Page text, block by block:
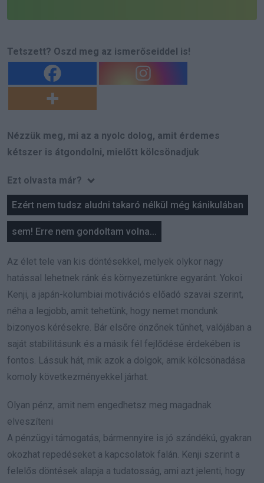
Tetszett? Oszd meg az ismerőseiddel is!
Nézzük meg, mi az a nyolc dolog, amit érdemes
kétszer is átgondolni, mielőtt kölcsönadjuk
Ezt olvasta már?
Ezért nem tudsz aludni takaró nélkül még kánikulában
sem! Erre nem gondoltam volna...
Az élet tele van kis döntésekkel, melyek olykor nagy
hatással lehetnek ránk és környezetünkre egyaránt. Yokoi
Kenji, a japán-kolumbiai motivációs előadó szavai szerint,
néha a legjobb, amit tehetünk, hogy nemet mondunk
bizonyos kérésekre. Bár elsőre önzőnek tűnhet, valójában a
saját stabilitásunk és a másik fél fejlődése érdekében is
fontos. Lássuk hát, mik azok a dolgok, amik kölcsönadása
komoly következményekkel járhat.
Olyan pénz, amit nem engedhetsz meg magadnak
elveszíteni
A pénzügyi támogatás, bármennyire is jó szándékú, gyakran
okozhat repedéseket a kapcsolatok falán. Kenji szerint a
felelős döntések alapja a tudatosság, ami azt jelenti, hogy